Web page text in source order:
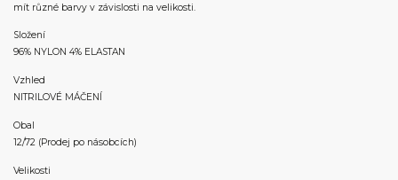
mít různé barvy v závislosti na velikosti.
Složení
96% NYLON 4% ELASTAN
Vzhled
NITRILOVÉ MÁČENÍ
Obal
12/72 (Prodej po násobcích)
Velikosti